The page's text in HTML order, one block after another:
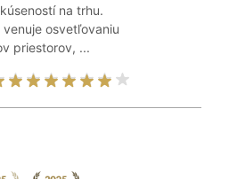
na trhu.
osvetľovaniu
priestorov, ...